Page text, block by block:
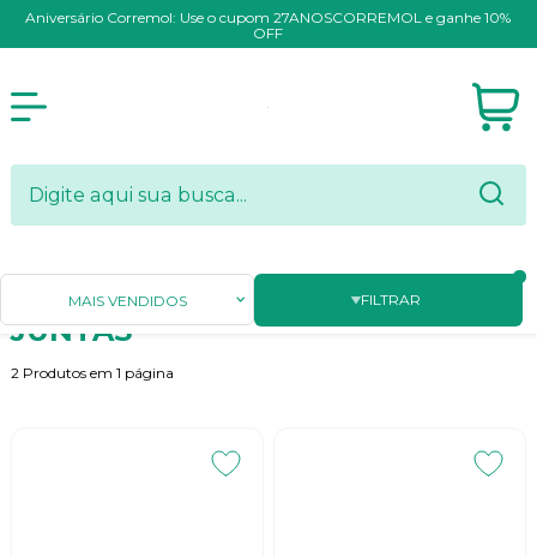
Aniversário Corremol: Use o cupom 27ANOSCORREMOL e ganhe 10%
OFF
Página Inicial FERRAMENTAS MANUAIS JUNTAS
JUNTAS
2 Produtos em 1 página
FILTRAR
MAIS VENDIDOS